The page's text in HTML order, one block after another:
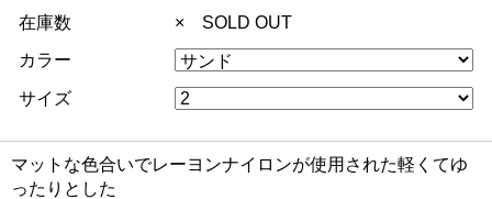
在庫数
× SOLD OUT
カラー
サイズ
マットな色合いでレーヨンナイロンが使用された軽くてゆ
ったりとした